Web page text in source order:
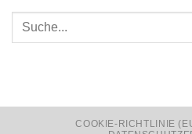
COOKIE-RICHTLINIE